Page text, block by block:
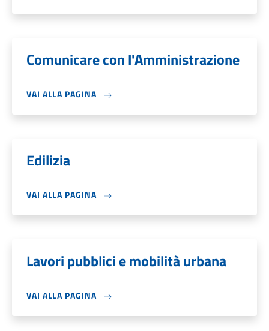
Comunicare con l'Amministrazione
VAI ALLA PAGINA
Edilizia
VAI ALLA PAGINA
Lavori pubblici e mobilità urbana
VAI ALLA PAGINA